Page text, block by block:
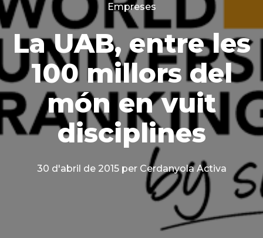
Categories
Empreses
La UAB, entre les
100 millors del
món en vuit
disciplines
30 d'abril de 2015 per Cerdanyola Activa